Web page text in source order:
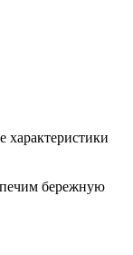
характеристики
бережную